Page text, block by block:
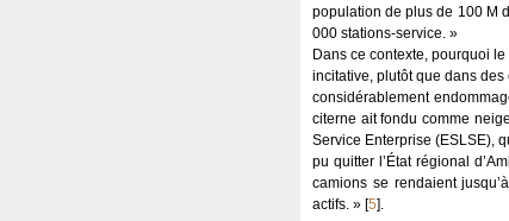
population de plus de 100 M
000 stations-service. »
Dans ce contexte, pourquoi
incitative, plutôt que dans
considérablement
citerne ait fondu comme
Service Enterprise (ESLSE),
pu quitter l’État régional
camions se rendaient
actifs. » [5].